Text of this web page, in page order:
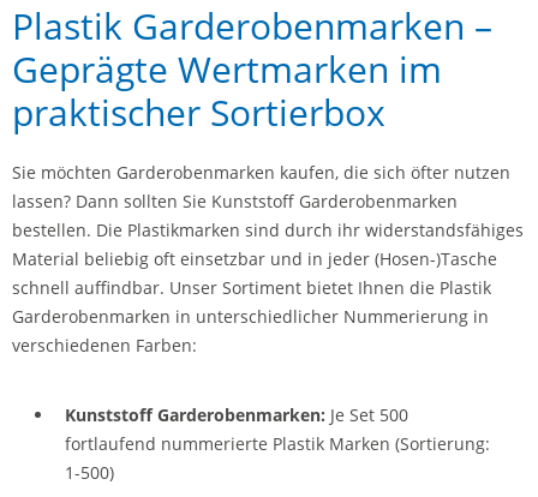
Plastik Garderobenmarken –
Geprägte Wertmarken im
praktischer Sortierbox
Sie möchten Garderobenmarken kaufen, die sich öfter nutzen
lassen? Dann sollten Sie Kunststoff Garderobenmarken
bestellen. Die Plastikmarken sind durch ihr widerstandsfähiges
Material beliebig oft einsetzbar und in jeder (Hosen-)Tasche
schnell auffindbar. Unser Sortiment bietet Ihnen die Plastik
Garderobenmarken in unterschiedlicher Nummerierung in
verschiedenen Farben:
Kunststoff Garderobenmarken: Je Set 500
fortlaufend nummerierte Plastik Marken (Sortierung:
1-500)